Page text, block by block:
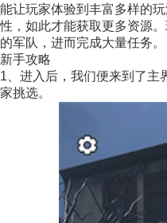
能让玩家体验到丰富多样的
性，如此才能获取更多资源
的军队，进而完成大量任务。
新手攻略
1、进入后，我们便来到了主
家挑选。